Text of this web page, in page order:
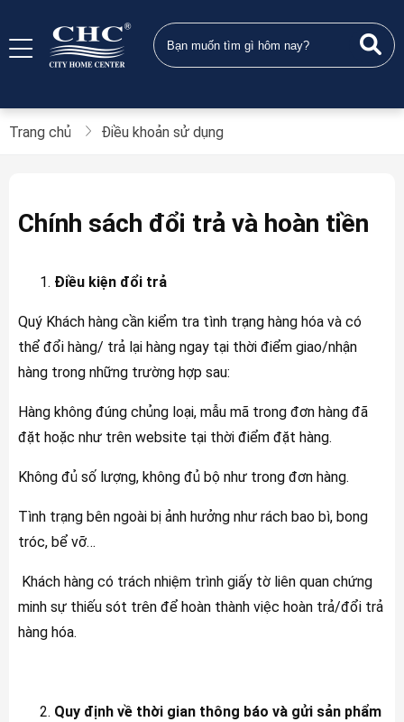
Trang chủ Điều khoản sử dụng
Chính sách đổi trả và hoàn tiền
Điều kiện đổi trả
Quý Khách hàng cần kiểm tra tình trạng hàng hóa và có
thể đổi hàng/ trả lại hàng ngay tại thời điểm giao/nhận
hàng trong những trường hợp sau:
Hàng không đúng chủng loại, mẫu mã trong đơn hàng đã
đặt hoặc như trên website tại thời điểm đặt hàng.
Không đủ số lượng, không đủ bộ như trong đơn hàng.
Tình trạng bên ngoài bị ảnh hưởng như rách bao bì, bong
tróc, bể vỡ…
Khách hàng có trách nhiệm trình giấy tờ liên quan chứng
minh sự thiếu sót trên để hoàn thành việc hoàn trả/đổi trả
hàng hóa.
Quy định về thời gian thông báo và gửi sản phẩm